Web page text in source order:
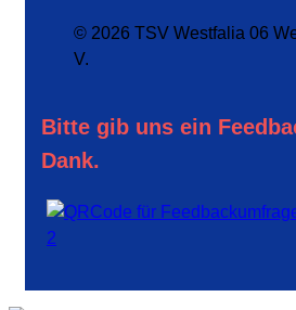
© 2026 TSV Westfalia 06
V.
Bitte gib uns ein
Dank.